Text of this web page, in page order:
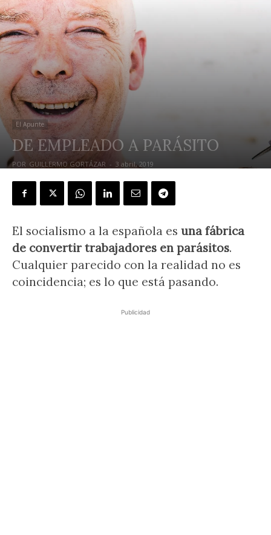
El Apunte
DE EMPLEADO A PARÁSITO
POR GUILLERMO GORTÁZAR - 3 abril, 2019
El socialismo a la española es una fábrica
de convertir trabajadores en parásitos.
Cualquier parecido con la realidad no es
coincidencia; es lo que está pasando.
Publicidad